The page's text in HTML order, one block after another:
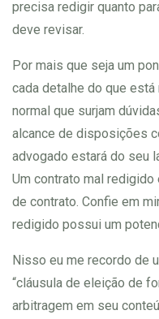
precisa redigir quanto
deve revisar.
Por mais que seja um
cada detalhe do que
normal que surjam
alcance de disposições
advogado estará do seu
Um contrato mal
de contrato. Confie em
redigido possui um
Nisso eu me recordo de
“cláusula de eleição de
arbitragem em seu